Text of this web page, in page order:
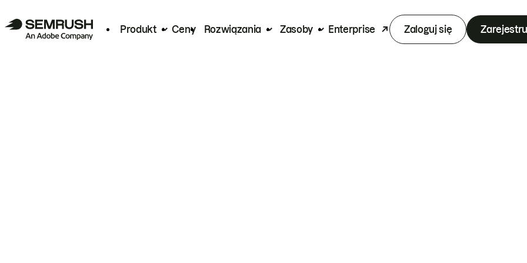
Produkt Ceny Rozwiązania Zasoby Enterprise Zaloguj się